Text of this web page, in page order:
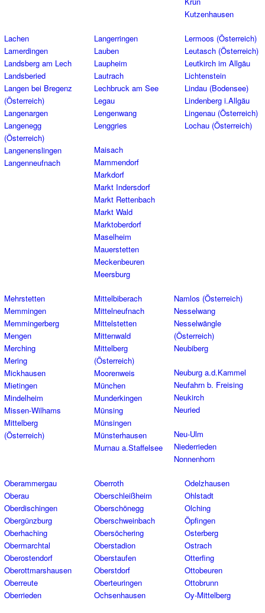
Kutzenhausen
Lachen
Lamerdingen
Landsberg am Lech
Landsberied
Langen bei Bregenz
(Österreich)
Langenargen
Langenegg
(Österreich)
Langenenslingen
Langenneufnach
Langerringen
Lauben
Laupheim
Lautrach
Lechbruck am See
Legau
Lengenwang
Lenggries
Lermoos (Österreich)
Leutasch (Österreich)
Leutkirch im Allgäu
Lichtenstein
Lindau (Bodensee)
Lindenberg i.Allgäu
Lingenau (Österreich)
Lochau (Österreich)
Maisach
Mammendorf
Markdorf
Markt Indersdorf
Markt Rettenbach
Markt Wald
Marktoberdorf
Maselheim
Mauerstetten
Meckenbeuren
Meersburg
Mehrstetten
Memmingen
Memmingerberg
Mengen
Merching
Mering
Mickhausen
Mietingen
Mindelheim
Missen-Wilhams
Mittelberg
(Österreich)
Mittelbiberach
Mittelneufnach
Mittelstetten
Mittenwald
Mittelberg
(Österreich)
Moorenweis
München
Munderkingen
Münsing
Münsingen
Münsterhausen
Murnau a.Staffelsee
Namlos (Österreich)
Nesselwang
Nesselwängle
(Österreich)
Neubiberg
Neuburg a.d.Kammel
Neufahrn b. Freising
Neukirch
Neuried
Neu-Ulm
Niederrieden
Nonnenhorn
Oberammergau
Oberau
Oberdischingen
Obergünzburg
Oberhaching
Obermarchtal
Oberostendorf
Oberottmarshausen
Oberreute
Oberrieden
Oberroth
Oberschleißheim
Oberschönegg
Oberschweinbach
Obersöchering
Oberstadion
Oberstaufen
Oberstdorf
Oberteuringen
Ochsenhausen
Odelzhausen
Ohlstadt
Olching
Öpfingen
Osterberg
Ostrach
Otterfing
Ottobeuren
Ottobrunn
Oy-Mittelberg